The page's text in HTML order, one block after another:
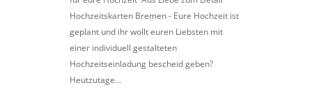
Hochzeitskarten Bremen - Eure Hochzeit ist
geplant und ihr wollt euren Liebsten mit
einer individuell gestalteten
Hochzeitseinladung bescheid geben?
Heutzutage...